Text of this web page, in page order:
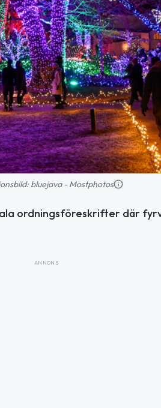
bluejava - Mostphotos
ordningsföreskrifter där
ANNONS